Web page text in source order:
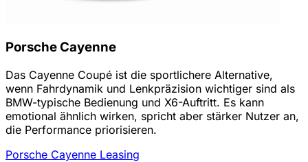
Porsche Cayenne
Das Cayenne Coupé ist die sportlichere Alternative,
wenn Fahrdynamik und Lenkpräzision wichtiger sind als
BMW-typische Bedienung und X6-Auftritt. Es kann
emotional ähnlich wirken, spricht aber stärker Nutzer an,
die Performance priorisieren.
Porsche Cayenne Leasing